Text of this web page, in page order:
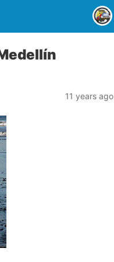
11 years ago